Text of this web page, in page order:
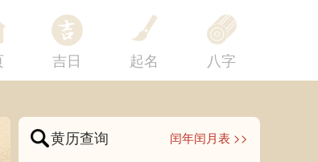
吉日 起名 八字
黄历查询 闰年闰月表 >>